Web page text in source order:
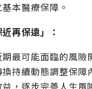
本醫療保障。
再保遠」：
最可能面臨的風險
換持續動態調整保障
，逐步完善人生風